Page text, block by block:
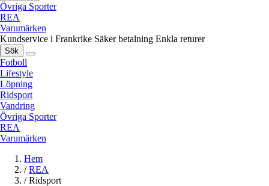
Övriga Sporter
REA
Varumärken
Kundservice i Frankrike Säker betalning Enkla returer
Sök
Fotboll
Lifestyle
Löpning
Ridsport
Vandring
Övriga Sporter
REA
Varumärken
Hem
/ REA
/ Ridsport